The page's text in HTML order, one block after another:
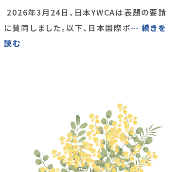
2026年3月24日、日本YWCAは表題の要請
に賛同しました。以下、日本国際ボ… 続きを
読む